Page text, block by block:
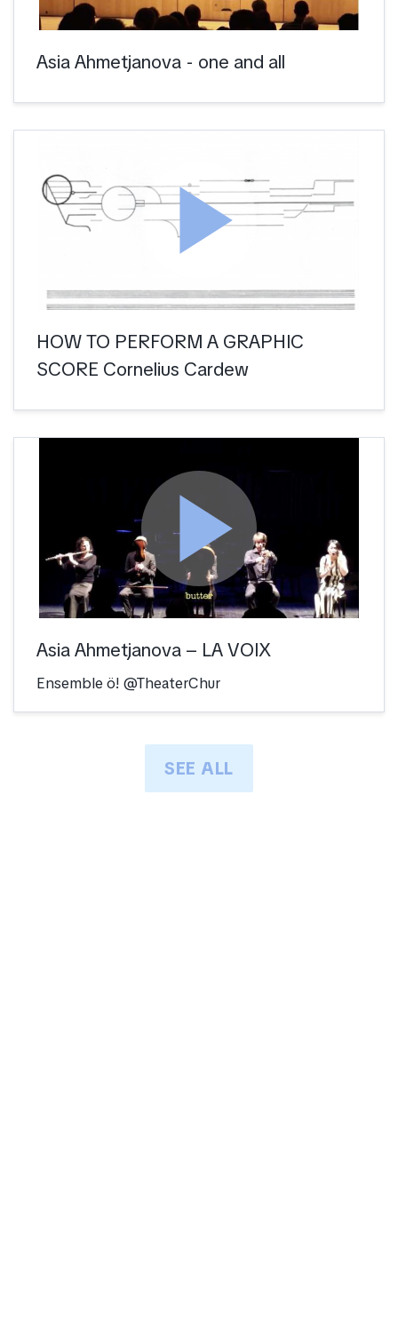
Asia Ahmetjanova - one and all
play_arrow
HOW TO PERFORM A GRAPHIC
SCORE Cornelius Cardew
play_arrow
Asia Ahmetjanova – LA VOIX
Ensemble ö! @TheaterChur
SEE ALL